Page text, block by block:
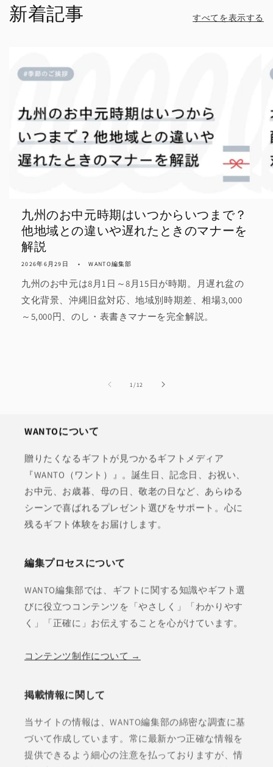
新着記事 すべてを表示する
九州のお中元時期はいつからいつまで？
他地域との違いや遅れたときのマナーを
解説
2026年6月29日 WANTO編集部
九州のお中元は8月1日～8月15日が時期。月遅れ盆の
文化背景、沖縄旧盆対応、地域別時期差、相場3,000
～5,000円、のし・表書きマナーを完全解説。
1/の
12
WANTOについて
贈りたくなるギフトが見つかるギフトメディア
『WANTO（ワント）』。誕生日、記念日、お祝い、
お中元、お歳暮、母の日、敬老の日など、あらゆる
シーンで喜ばれるプレゼント選びをサポート。心に
残るギフト体験をお届けします。
編集プロセスについて
WANTO編集部では、ギフトに関する知識やギフト選
びに役立つコンテンツを「やさしく」「わかりやす
く」「正確に」お伝えすることを心がけています。
コンテンツ制作について →
掲載情報に関して
当サイトの情報は、WANTO編集部の綿密な調査に基
づいて作成しています。常に最新かつ正確な情報を
提供できるよう細心の注意を払っておりますが、情